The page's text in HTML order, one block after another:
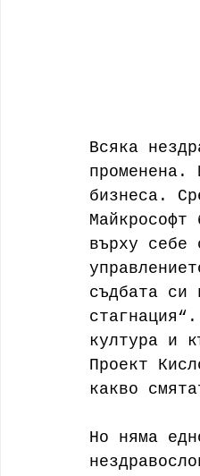
Всяка
бизнеса.
върху
съдбата си
култура и
Проект
какво
Но няма